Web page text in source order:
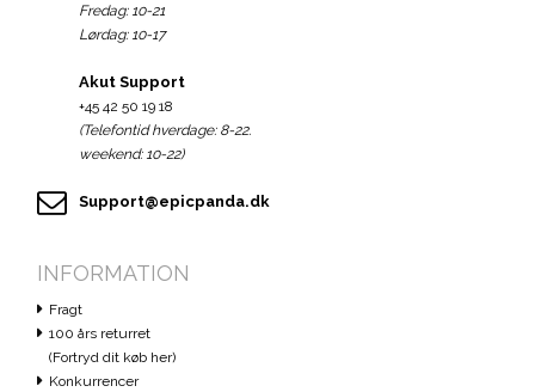
Fredag: 10-21
Lørdag: 10-17
Akut Support
+45 42 50 19 18
(Telefontid hverdage: 8-22.
weekend: 10-22)
Support@epicpanda.dk
INFORMATION
Fragt
100 års returret
(Fortryd dit køb her)
Konkurrencer